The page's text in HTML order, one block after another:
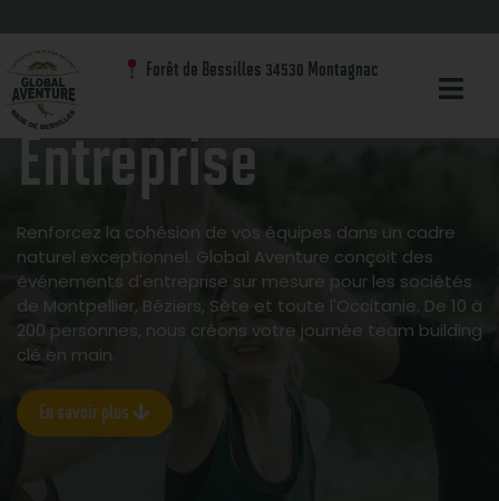
Forêt de Bessilles 34530 Montagnac
Team Building & Événements Entreprises à Global
Aventure
Entreprise
Renforcez la cohésion de vos équipes dans un cadre
naturel exceptionnel. Global Aventure conçoit des
événements d'entreprise sur mesure pour les sociétés
de Montpellier, Béziers, Sète et toute l'Occitanie. De 10 à
200 personnes, nous créons votre journée team building
clé en main.
En savoir plus